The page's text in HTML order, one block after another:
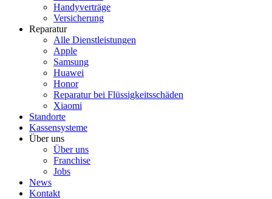
Handyverträge
Versicherung
Reparatur
Alle Dienstleistungen
Apple
Samsung
Huawei
Honor
Reparatur bei Flüssigkeitsschäden
Xiaomi
Standorte
Kassensysteme
Über uns
Über uns
Franchise
Jobs
News
Kontakt